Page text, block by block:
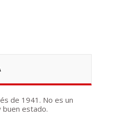
de 1941. No es un
buen estado.